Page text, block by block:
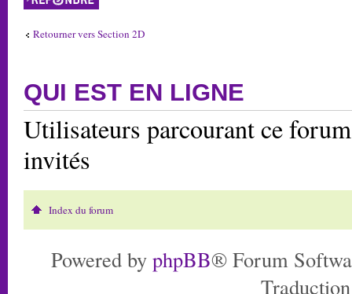
Retourner vers Section 2D
QUI EST EN LIGNE
Utilisateurs parcourant ce
invités
Index du forum
Powered by phpBB® Forum